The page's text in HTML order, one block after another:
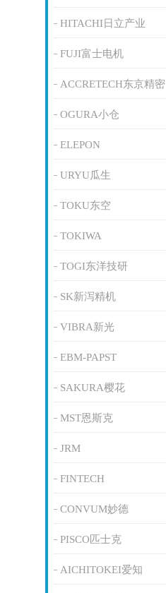
HITACHI日立产业
FUJI富士电机
ACCRETECH东京精密
OGURA小仓
ELEPON
URYU瓜生
TOKU东空
TOKIWA
TOGI东洋技研
SK新泻精机
VIBRA新光
EBM-PAPST
SAKURA樱花
MST恩斯克
JRM
FINTECH
CONVUM妙德
PISCO匹士克
AICHITOKEI爱知